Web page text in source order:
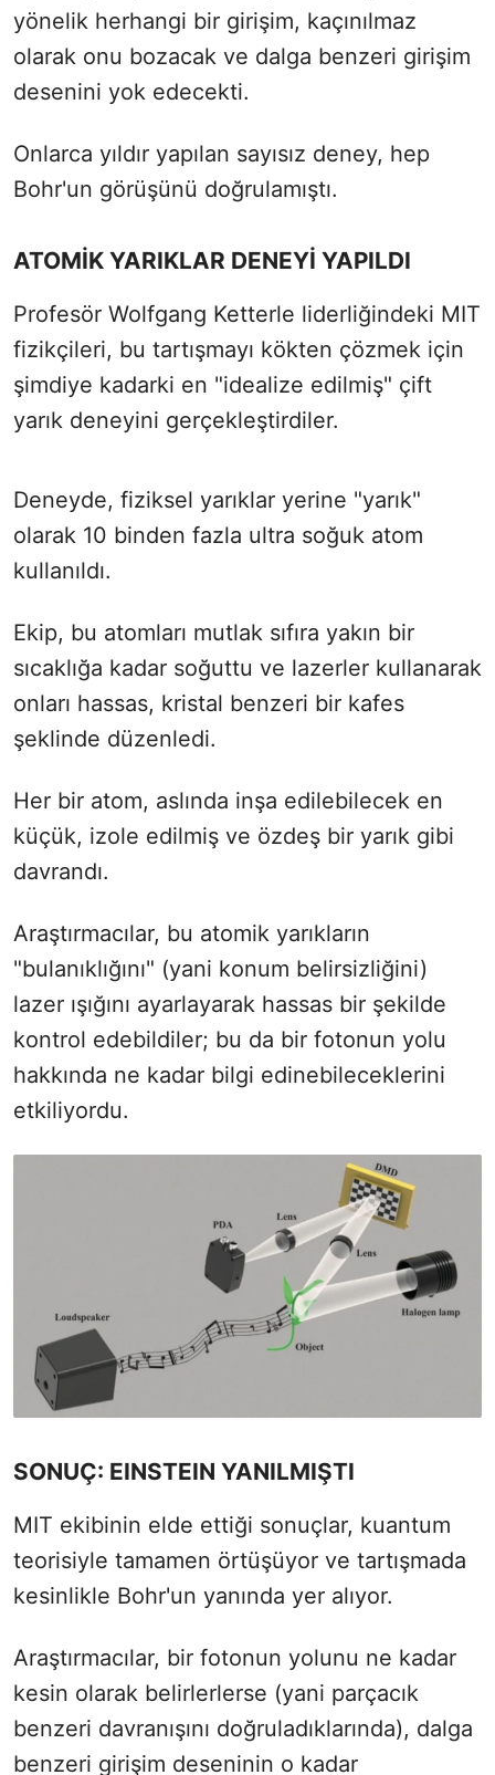
yönelik herhangi bir girişim, kaçınılmaz
olarak onu bozacak ve dalga benzeri girişim
desenini yok edecekti.
Onlarca yıldır yapılan sayısız deney, hep
Bohr'un görüşünü doğrulamıştı.
ATOMİK YARIKLAR DENEYİ YAPILDI
Profesör Wolfgang Ketterle liderliğindeki MIT
fizikçileri, bu tartışmayı kökten çözmek için
şimdiye kadarki en "idealize edilmiş" çift
yarık deneyini gerçekleştirdiler.
Deneyde, fiziksel yarıklar yerine "yarık"
olarak 10 binden fazla ultra soğuk atom
kullanıldı.
Ekip, bu atomları mutlak sıfıra yakın bir
sıcaklığa kadar soğuttu ve lazerler kullanarak
onları hassas, kristal benzeri bir kafes
şeklinde düzenledi.
Her bir atom, aslında inşa edilebilecek en
küçük, izole edilmiş ve özdeş bir yarık gibi
davrandı.
Araştırmacılar, bu atomik yarıkların
"bulanıklığını" (yani konum belirsizliğini)
lazer ışığını ayarlayarak hassas bir şekilde
kontrol edebildiler; bu da bir fotonun yolu
hakkında ne kadar bilgi edinebileceklerini
etkiliyordu.
SONUÇ: EINSTEIN YANILMIŞTI
MIT ekibinin elde ettiği sonuçlar, kuantum
teorisiyle tamamen örtüşüyor ve tartışmada
kesinlikle Bohr'un yanında yer alıyor.
Araştırmacılar, bir fotonun yolunu ne kadar
kesin olarak belirlerlerse (yani parçacık
benzeri davranışını doğruladıklarında), dalga
benzeri girişim deseninin o kadar